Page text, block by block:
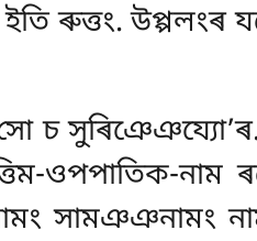
ইতি ৰুত্তং. উপ্পলংৰ
চ
ওপপাতিক-নাম
সামঞঞনামং